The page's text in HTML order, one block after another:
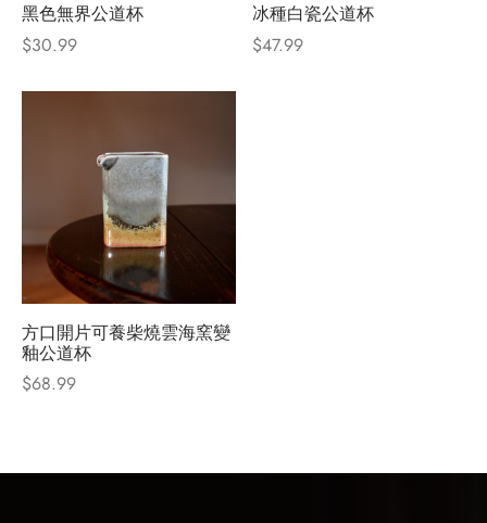
黑色無界公道杯
$30.99
冰種白瓷公道杯
$47.99
方口開片可養柴燒雲海窯變
釉公道杯
$68.99